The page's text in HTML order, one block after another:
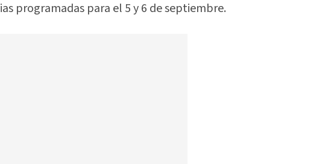
programadas para el 5 y 6 de septiembre.